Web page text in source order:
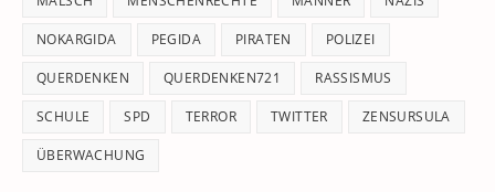
NOKARGIDA PEGIDA PIRATEN POLIZEI
QUERDENKEN QUERDENKEN721 RASSISMUS
SCHULE SPD TERROR TWITTER ZENSURSULA
ÜBERWACHUNG